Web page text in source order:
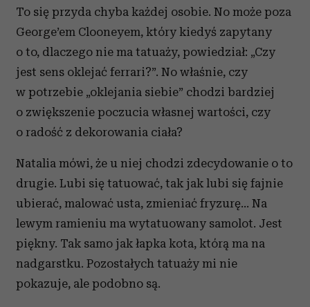
To się przyda chyba każdej osobie. No może poza
George’em Clooneyem, który kiedyś zapytany
o to, dlaczego nie ma tatuaży, powiedział: „Czy
jest sens oklejać ferrari?”. No właśnie, czy
w potrzebie „oklejania siebie” chodzi bardziej
o zwiększenie poczucia własnej wartości, czy
o radość z dekorowania ciała?
Natalia mówi, że u niej chodzi zdecydowanie o to
drugie. Lubi się tatuować, tak jak lubi się fajnie
ubierać, malować usta, zmieniać fryzurę… Na
lewym ramieniu ma wytatuowany samolot. Jest
piękny. Tak samo jak łapka kota, którą ma na
nadgarstku. Pozostałych tatuaży mi nie
pokazuje, ale podobno są.